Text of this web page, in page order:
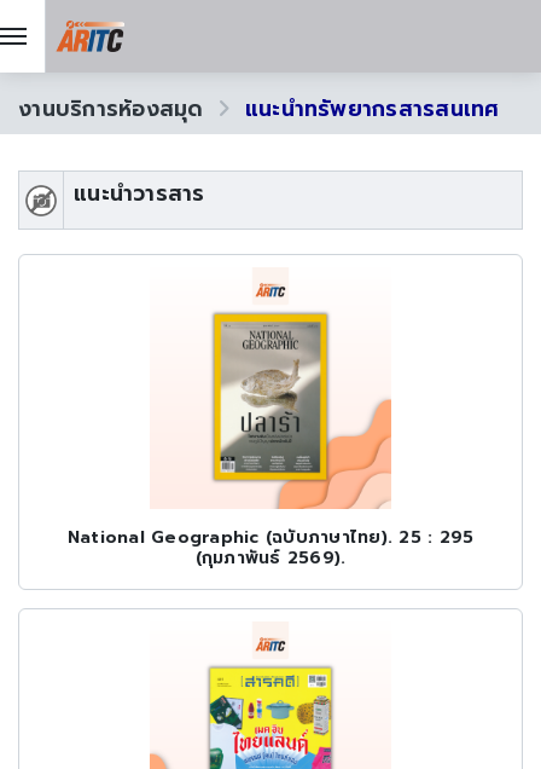
งานบริการห้องสมุด แนะนำทรัพยากรสารสนเทศ
แนะนำวารสาร
National Geographic (ฉบับภาษาไทย). 25 : 295
(กุมภาพันธ์ 2569).